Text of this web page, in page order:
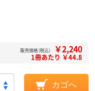
販売価格（税込） ￥2,240
1冊あたり ￥44.8
カゴへ